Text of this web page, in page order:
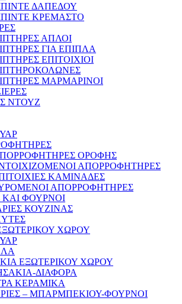
ΔΑΠΕΔΟΥ
ΚΡΕΜΑΣΤΟ
ΑΠΛΟΙ
ΓΙΑ ΕΠΙΠΛΑ
ΕΠΙΤΟΙΧΙΟΙ
ΜΑΡΜΑΡΙΝΟΙ
ΝΤΟΥΖ
ΟΡΟΦΗΣ
ΑΠΟΡΡΟΦΗΤΗΡΕΣ
ΚΑΜΙΝΑΔΕΣ
ΑΠΟΡΡΟΦΗΤΗΡΕΣ
ΚΑΙ ΦΟΥΡΝΟΙ
ΚΟΥΖΙΝΑΣ
ΧΩΡΟΥ
ΕΞΩΤΕΡΙΚΟΥ ΧΩΡΟΥ
ΔΙΑΦΟΡΑ
ΚΕΡΑΜΙΚΑ
– ΜΠΑΡΜΠΕΚΙΟΥ-ΦΟΥΡΝΟΙ